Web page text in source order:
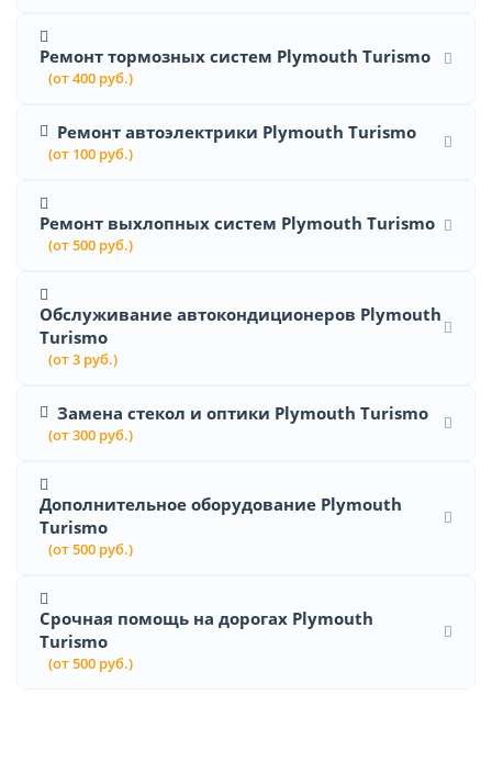
Ремонт тормозных систем Plymouth Turismo
(от 400 руб.)
Ремонт автоэлектрики Plymouth Turismo
(от 100 руб.)
Ремонт выхлопных систем Plymouth Turismo
(от 500 руб.)
Обслуживание автокондиционеров Plymouth
Turismo
(от 3 руб.)
Замена стекол и оптики Plymouth Turismo
(от 300 руб.)
Дополнительное оборудование Plymouth
Turismo
(от 500 руб.)
Срочная помощь на дорогах Plymouth
Turismo
(от 500 руб.)